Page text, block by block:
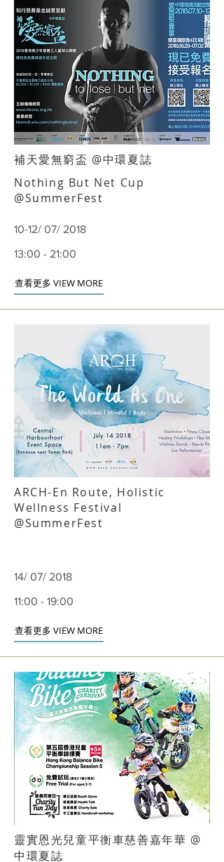
補天愛無窮盃 @中環夏誌
Nothing But Net Cup
@SummerFest
10-12/ 07/ 2018
13:00 - 21:00
查看更多 VIEW MORE
ARCH-En Route, Holistic
Wellness Festival
@SummerFest
14/ 07/ 2018
11:00 - 19:00
查看更多 VIEW MORE
靈實恩光兒童平衡車慈善嘉年華 @
中環夏誌